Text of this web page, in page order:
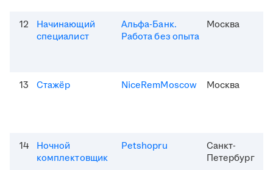
12
Начинающий
специалист
Альфа-Банк.
Работа без опыта
Москва
13 Стажёр NiceRemMoscow Москва
14
Ночной
комплектовщик
Petshopru
Санкт-
Петербург